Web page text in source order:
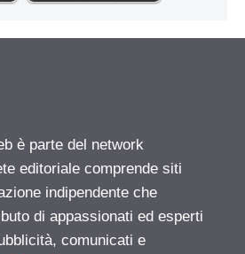
è parte del network
editoriale comprende siti
indipendente che
di appassionati ed esperti
comunicati e